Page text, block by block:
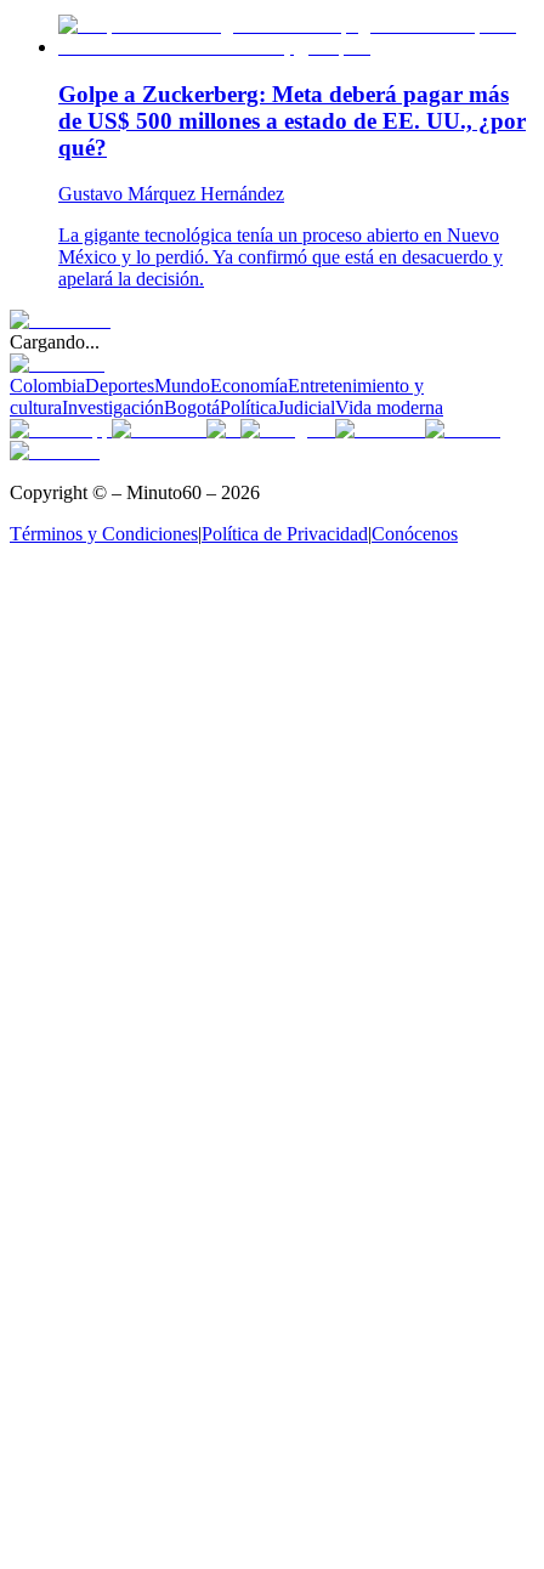
Golpe a Zuckerberg: Meta deberá pagar más
de US$ 500 millones a estado de EE. UU., ¿por
qué?
Gustavo Márquez Hernández
La gigante tecnológica tenía un proceso abierto en Nuevo
México y lo perdió. Ya confirmó que está en desacuerdo y
apelará la decisión.
Cargando...
ColombiaDeportesMundoEconomíaEntretenimiento y
culturaInvestigaciónBogotáPolíticaJudicialVida moderna
Copyright © – Minuto60 – 2026
Términos y Condiciones|Política de Privacidad|Conócenos